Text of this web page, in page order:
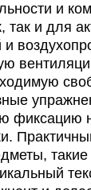
и
так и для
и
фиксацию